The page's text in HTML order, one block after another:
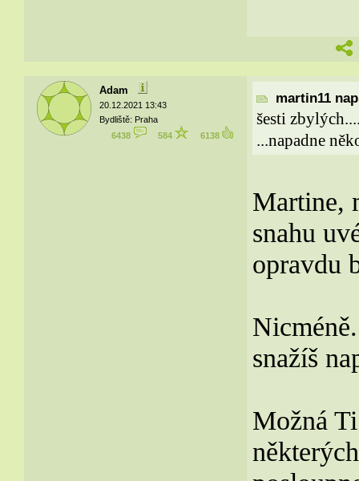
Adam
20.12.2021 13:43
Bydliště: Praha
6438
584 6138
martin11
šesti
...napadne
Martine,
snahu
opravdu
snažíš
Možná